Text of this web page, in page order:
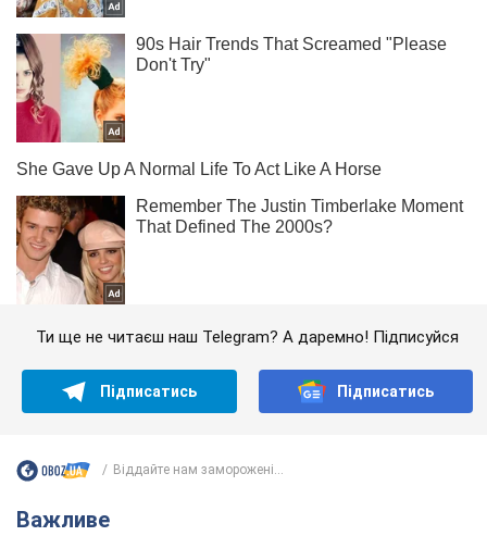
Ти ще не читаєш наш Telegram? А даремно! Підписуйся
Підписатись Підписатись
Віддайте нам заморожені...
Важливе